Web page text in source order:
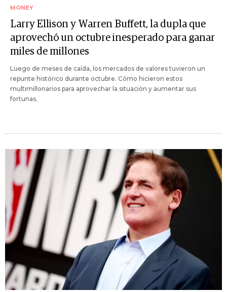
MONEY
Larry Ellison y Warren Buffett, la dupla que
aprovechó un octubre inesperado para ganar
miles de millones
Luego de meses de caída, los mercados de valores tuvieron un
repunte histórico durante octubre. Cómo hicieron estos
multimillonarios para aprovechar la situación y aumentar sus
fortunas.